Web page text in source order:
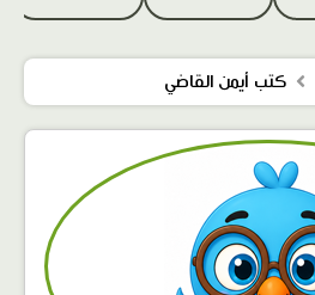
كتب أيمن القاضي